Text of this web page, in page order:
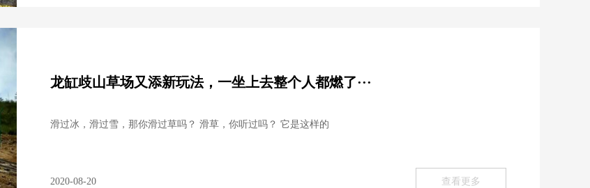
龙缸歧山草场又添新玩法，一坐上去整个人都燃了···
滑过冰，滑过雪，那你滑过草吗？ 滑草，你听过吗？ 它是这样的
2020-08-20 查看更多